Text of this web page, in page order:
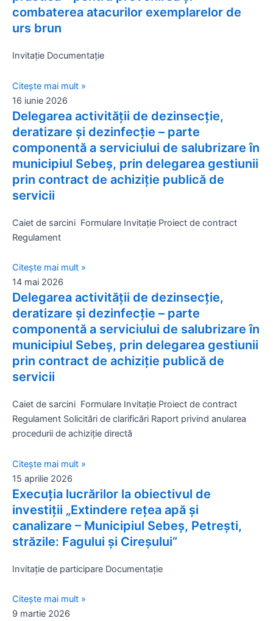
combaterea atacurilor exemplarelor de
urs brun
Invitație Documentație
Citește mai mult »
16 iunie 2026
Delegarea activității de dezinsecție,
deratizare și dezinfecție – parte
componentă a serviciului de salubrizare în
municipiul Sebeș, prin delegarea gestiunii
prin contract de achiziție publică de
servicii
Caiet de sarcini Formulare Invitație Proiect de contract
Regulament
Citește mai mult »
14 mai 2026
Delegarea activității de dezinsecție,
deratizare și dezinfecție – parte
componentă a serviciului de salubrizare în
municipiul Sebeș, prin delegarea gestiunii
prin contract de achiziție publică de
servicii
Caiet de sarcini Formulare Invitație Proiect de contract
Regulament Solicitări de clarificări Raport privind anularea
procedurii de achiziție directă
Citește mai mult »
15 aprilie 2026
Execuţia lucrărilor la obiectivul de
investiţii „Extindere rețea apă și
canalizare – Municipiul Sebeș, Petrești,
străzile: Fagului și Cireșului”
Invitație de participare Documentație
Citește mai mult »
9 martie 2026